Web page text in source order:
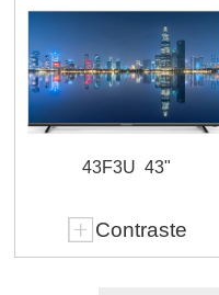
43F3U 43"
Contraste